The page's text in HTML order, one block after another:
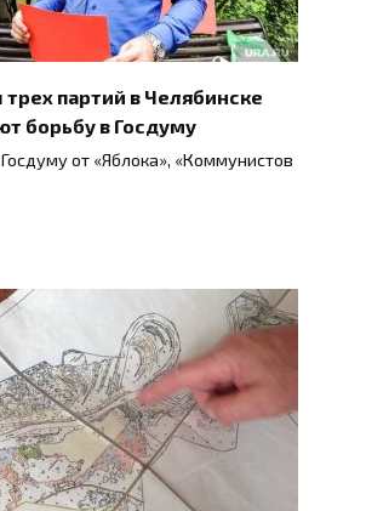
партий в Челябинске
борьбу в Госдуму
от «Яблока», «Коммунистов